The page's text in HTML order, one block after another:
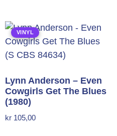
VINYL
Lynn Anderson – Even
Cowgirls Get The Blues
(1980)
kr 105,00